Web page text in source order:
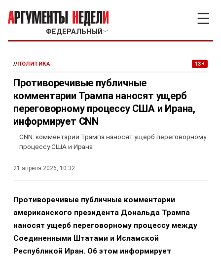
ФЕДЕРАЛЬНЫЙ ﹀
☰
//ПОЛИТИКА 13+
Противоречивые публичные
комментарии Трампа наносят ущерб
переговорному процессу США и Ирана,
информирует CNN
CNN: комментарии Трампа наносят ущерб переговорному
процессу США и Ирана
21 апреля 2026, 10:32
Противоречивые публичные комментарии
американского президента Дональда Трампа
наносят ущерб переговорному процессу между
Соединенными Штатами и Исламской
Республикой Иран. Об этом информирует